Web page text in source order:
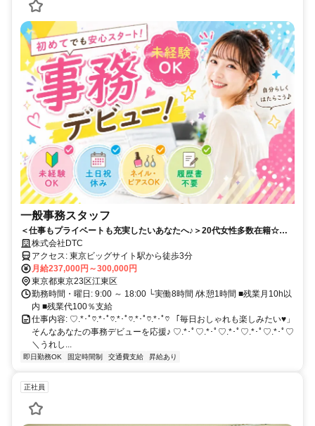
一般事務スタッフ
＜仕事もプライベートも充実したいあなたへ♪＞20代女性多数在籍☆未
経験OK☆土日祝休み
株式会社DTC
アクセス: 東京ビッグサイト駅から徒歩3分
月給237,000円～300,000円
東京都東京23区江東区
勤務時間・曜日: 9:00 ～ 18:00 └実働8時間 /休憩1時間 ■残業月10h以
内 ■残業代100％支給
仕事内容: ♡.*･ﾟ♡.*･ﾟ♡.*･ﾟ♡.*･ﾟ♡.*･ﾟ♡ 「毎日おしゃれも楽しみたい♥」
そんなあなたの事務デビューを応援♪ ♡.*･ﾟ♡.*･ﾟ♡.*･ﾟ♡.*･ﾟ♡.*･ﾟ♡
＼うれし...
即日勤務OK 固定時間制 交通費支給 昇給あり
正社員